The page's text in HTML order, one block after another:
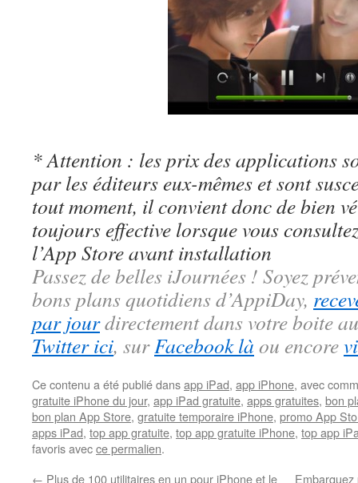
* Attention : les prix des applications
par les éditeurs eux-mêmes et sont
tout moment, il convient donc de bien
toujours effective lorsque vous
l’App Store avant installation
Passez de belles iJournées ! Soyez
bons plans quotidiens d’AppiDay,
par jourdirectement dans votre boite
Twitter ici, surFacebook là ou encore
Ce contenu a été publié dansapp iPad, app iPhone, avec
gratuite iPhone du jour, app iPad gratuite, apps gratuites, bon
bon plan App Store, gratuite temporaire iPhone, promo App
apps iPad, top app gratuite, top app gratuite iPhone, top app
favoris avecce permalien.
← Plus de 100 utilitaires en un pour iPhone et le